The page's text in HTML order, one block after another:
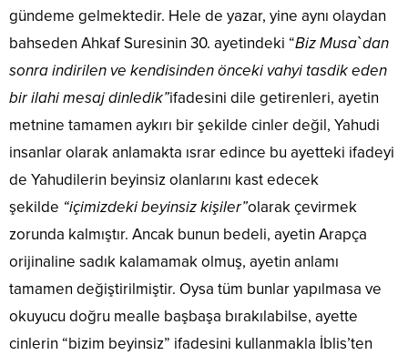
gündeme gelmektedir. Hele de yazar, yine aynı olaydan
bahseden Ahkaf Suresinin 30. ayetindeki “Biz Musa`dan
sonra indirilen ve kendisinden önceki vahyi tasdik eden
bir ilahi mesaj dinledik”ifadesini dile getirenleri, ayetin
metnine tamamen aykırı bir şekilde cinler değil, Yahudi
insanlar olarak anlamakta ısrar edince bu ayetteki ifadeyi
de Yahudilerin beyinsiz olanlarını kast edecek
şekilde “içimizdeki beyinsiz kişiler”olarak çevirmek
zorunda kalmıştır. Ancak bunun bedeli, ayetin Arapça
orijinaline sadık kalamamak olmuş, ayetin anlamı
tamamen değiştirilmiştir. Oysa tüm bunlar yapılmasa ve
okuyucu doğru mealle başbaşa bırakılabilse, ayette
cinlerin “bizim beyinsiz” ifadesini kullanmakla İblis’ten